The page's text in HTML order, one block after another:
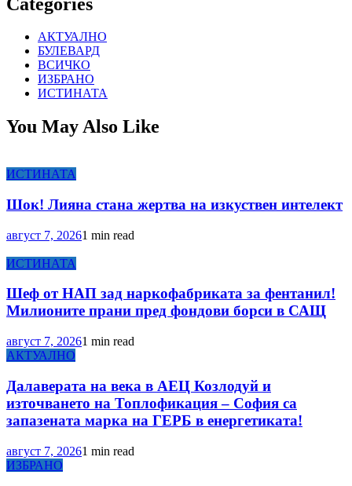
АКТУАЛНО
БУЛЕВАРД
ВСИЧКО
ИЗБРАНО
ИСТИНАТА
You May Also Like
ИСТИНАТА
Шок! Лияна стана жертва на изкуствен интелект
август 7, 20261 min read
ИСТИНАТА
Шеф от НАП зад наркофабриката за фентанил!
Милионите прани пред фондови борси в САЩ
август 7, 20261 min read
АКТУАЛНО
Далаверата на века в АЕЦ Козлодуй и
източването на Топлофикация – София са
запазената марка на ГЕРБ в енергетиката!
август 7, 20261 min read
ИЗБРАНО